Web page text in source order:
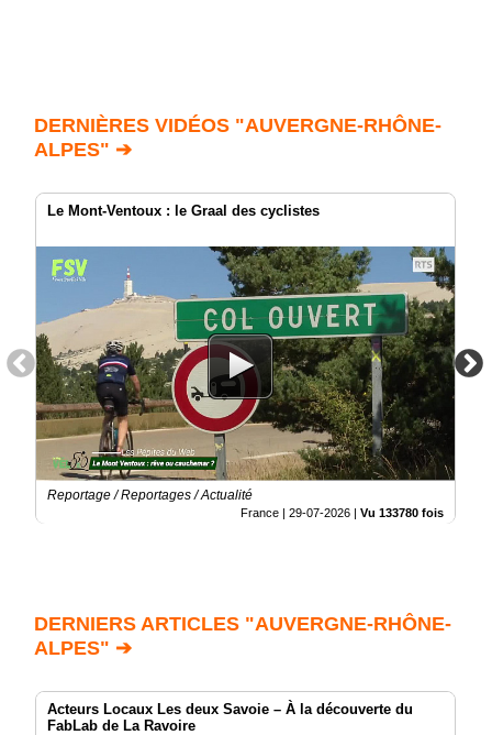
DERNIÈRES VIDÉOS "AUVERGNE-RHÔNE-
ALPES" ➔
Le Mont-Ventoux : le Graal des cyclistes
Reportage / Reportages / Actualité
France | 29-07-2026 | Vu 133780 fois
DERNIERS ARTICLES "AUVERGNE-RHÔNE-
ALPES" ➔
Acteurs Locaux Les deux Savoie – À la découverte du
FabLab de La Ravoire